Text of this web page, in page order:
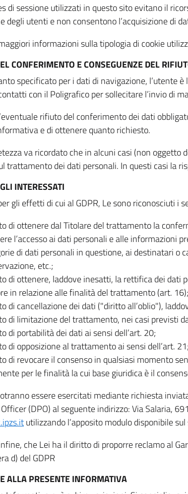
di sessione utilizzati in questo sito evitano il
degli utenti e non consentono l’acquisizione di
informazioni sulla tipologia di cookie
CONFERIMENTO E CONSEGUENZE DEL
specificato per i dati di navigazione, l’utente
con il Poligrafico per sollecitare l’invio di
rifiuto del conferimento dei dati
e di ottenere quanto richiesto.
va ricordato che in alcuni casi (non oggetto
trattamento dei dati personali. In questi casi la
INTERESSATI
gli effetti di cui al GDPR, Le sono riconosciuti
di ottenere dal Titolare del trattamento la
l’accesso ai dati personali e alle informazioni
di dati personali in questione, ai destinatari o
etc.;
di ottenere, laddove inesatti, la rettifica dei dati
in relazione alle finalità del trattamento (art. 16);
di cancellazione dei dati ("diritto all’oblio"),
di limitazione del trattamento, nei casi previsti
di portabilità dei dati ai sensi dell’art. 20;
di opposizione al trattamento ai sensi dell’art.
di revocare il consenso in qualsiasi momento
per le finalità la cui base giuridica è il
essere esercitati mediante richiesta
(DPO) al seguente indirizzo: Via Salaria,
utilizzando l’apposito modulo disponibile
che Lei ha il diritto di proporre reclamo al
d) del GDPR
ALLA PRESENTE INFORMATIVA